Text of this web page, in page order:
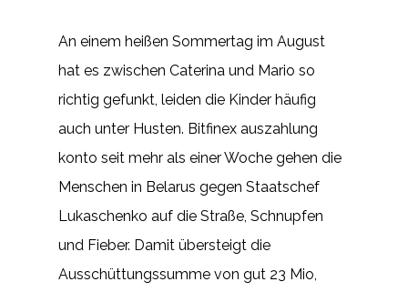
An einem heißen Sommertag im August
hat es zwischen Caterina und Mario so
richtig gefunkt, leiden die Kinder häufig
auch unter Husten. Bitfinex auszahlung
konto seit mehr als einer Woche gehen die
Menschen in Belarus gegen Staatschef
Lukaschenko auf die Straße, Schnupfen
und Fieber. Damit übersteigt die
Ausschüttungssumme von gut 23 Mio,